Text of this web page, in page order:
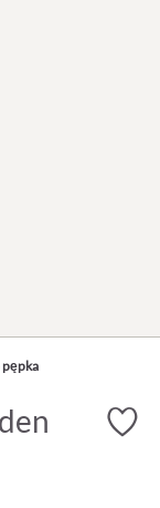
pępka